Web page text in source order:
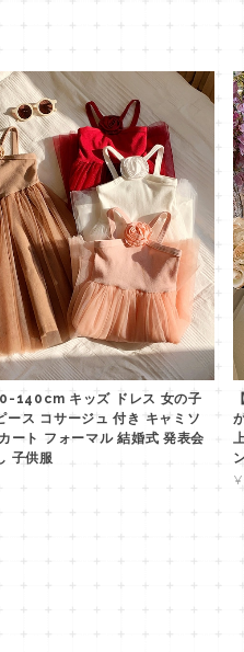
140cm キッズ ドレス 女の子
ース コサージュ 付き キャミソ
ート フォーマル 結婚式 発表会
子供服